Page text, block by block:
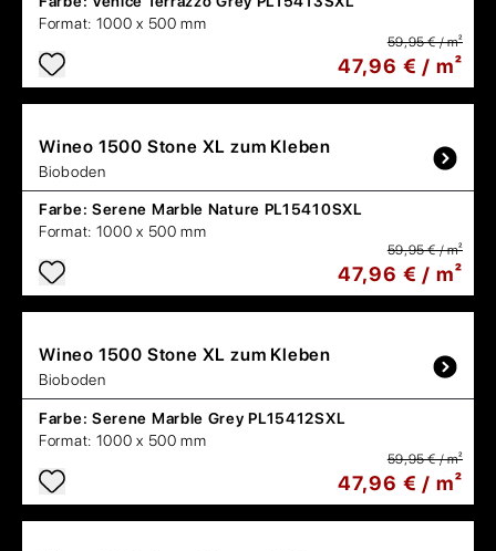
Format: 1000 x 500 mm
59,95 € / m²
47,96 € / m²
Wineo 1500 Stone XL zum Kleben
Bioboden
Farbe: Serene Marble Nature PL15410SXL
Format: 1000 x 500 mm
59,95 € / m²
47,96 € / m²
Wineo 1500 Stone XL zum Kleben
Bioboden
Farbe: Serene Marble Grey PL15412SXL
Format: 1000 x 500 mm
59,95 € / m²
47,96 € / m²